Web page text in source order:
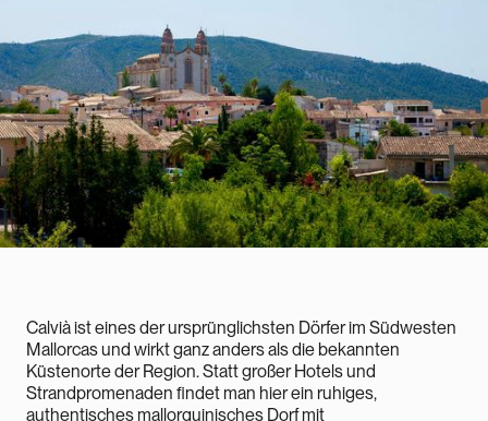
Calvià ist eines der ursprünglichsten Dörfer im Südwesten
Mallorcas und wirkt ganz anders als die bekannten
Küstenorte der Region. Statt großer Hotels und
Strandpromenaden findet man hier ein ruhiges,
authentisches mallorquinisches Dorf mit